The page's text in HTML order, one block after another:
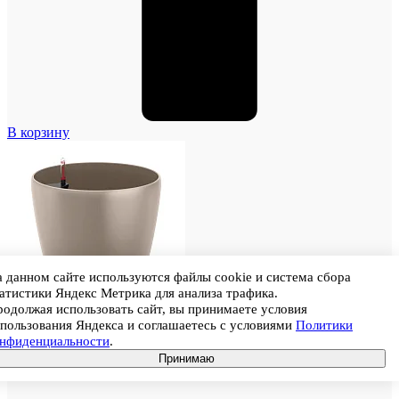
В корзину
данном сайте используются файлы cookie и система сбора
Яндекс Метрика для анализа трафика.
использовать сайт, вы принимаете условия
Яндекса и соглашаетесь с условиями Политики
.
Принимаю